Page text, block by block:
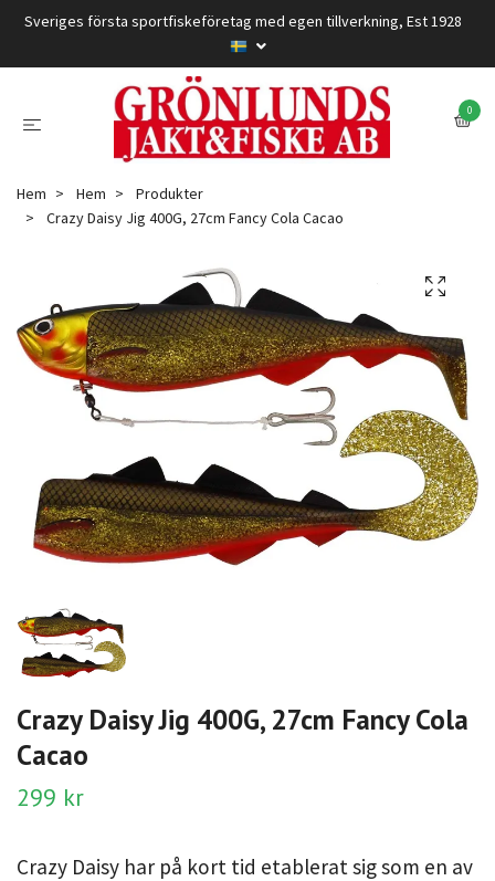
Sveriges första sportfiskeföretag med egen tillverkning, Est 1928
0
Hem Hem
Produkter
Crazy Daisy Jig 400G, 27cm Fancy Cola Cacao
Crazy Daisy Jig 400G, 27cm Fancy Cola
Cacao
299 kr
Crazy Daisy har på kort tid etablerat sig som en av